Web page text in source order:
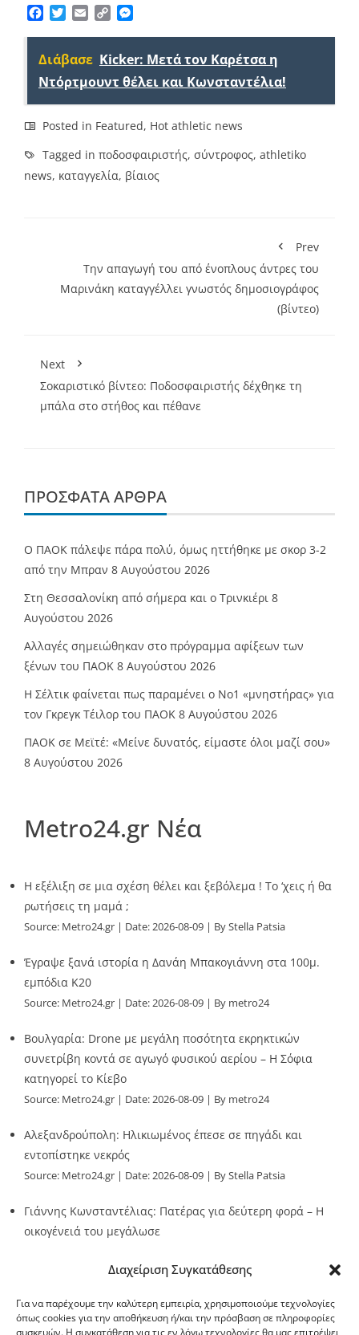
Διαχείριση Συγκατάθεσης
Για να παρέχουμε την καλύτερη εμπειρία, χρησιμοποιούμε τεχνολογίες
όπως cookies για την αποθήκευση ή/και την πρόσβαση σε πληροφορίες
συσκευών. Η συγκατάθεση για τις εν λόγω τεχνολογίες θα μας επιτρέψει
Facebook
TwitterEmailCopy
Διάβασε Kicker: Μετά τον Καρέτσα η
Ντόρτμουντ θέλει και Κωνσταντέλια!
Posted in Featured, Hot athletic news
Tagged in ποδοσφαιριστής, σύντροφος, athletiko
news, καταγγελία, βίαιος
Prev
Την απαγωγή του από ένοπλους άντρες του
Μαρινάκη καταγγέλλει γνωστός δημοσιογράφος
(βίντεο)
Next
Σοκαριστικό βίντεο: Ποδοσφαιριστής δέχθηκε τη
μπάλα στο στήθος και πέθανε
ΠΡΌΣΦΑΤΑ ΆΡΘΡΑ
Ο ΠΑΟΚ πάλεψε πάρα πολύ, όμως ηττήθηκε με σκορ 3-2
από την Μπραν 8 Αυγούστου 2026
Στη Θεσσαλονίκη από σήμερα και ο Τρινκιέρι 8
Αυγούστου 2026
Αλλαγές σημειώθηκαν στο πρόγραμμα αφίξεων των
ξένων του ΠΑΟΚ 8 Αυγούστου 2026
Η Σέλτικ φαίνεται πως παραμένει ο Νο1 «μνηστήρας» για
τον Γκρεγκ Τέιλορ του ΠΑΟΚ 8 Αυγούστου 2026
ΠΑΟΚ σε Μεϊτέ: «Μείνε δυνατός, είμαστε όλοι μαζί σου»
8 Αυγούστου 2026
Metro24.gr Νέα
Η εξέλιξη σε μια σχέση θέλει και ξεβόλεμα ! Το ‘χεις ή θα
ρωτήσεις τη μαμά ;
Source: Metro24.gr Date: 2026-08-09 By Stella Patsia
Έγραψε ξανά ιστορία η Δανάη Μπακογιάννη στα 100μ.
εμπόδια Κ20
Source: Metro24.gr Date: 2026-08-09 By metro24
Βουλγαρία: Drone με μεγάλη ποσότητα εκρηκτικών
συνετρίβη κοντά σε αγωγό φυσικού αερίου – Η Σόφια
κατηγορεί το Κίεβο
Source: Metro24.gr Date: 2026-08-09 By metro24
Αλεξανδρούπολη: Ηλικιωμένος έπεσε σε πηγάδι και
εντοπίστηκε νεκρός
Source: Metro24.gr Date: 2026-08-09 By Stella Patsia
Γιάννης Κωνσταντέλιας: Πατέρας για δεύτερη φορά – Η
οικογένειά του μεγάλωσε